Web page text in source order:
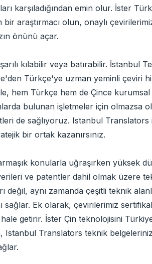
karşıladığından emin olur. İster
araştırmacı olun, onaylı
önünü açar.
kılabilir veya batırabilir. İstanbul
Türkçe'ye uzman yeminli çeviri
hem Türkçe hem de Çince kurumsal
bulunan işletmeler için olmazsa
de sağlıyoruz. Istanbul Translators
bir ortak kazanırsınız.
konularla uğraşırken yüksek
ve patentler dahil olmak üzere
aynı zamanda çeşitli teknik
Ek olarak, çevirilerimiz
getirir. İster Çin teknolojisini
Istanbul Translators teknik